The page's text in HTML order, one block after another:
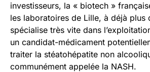
investisseurs, la « biotech »
les laboratoires de Lille, à déjà plus
spécialise très vite dans
un candidat-médicament
traiter la stéatohépatite non
communément appelée la NASH.